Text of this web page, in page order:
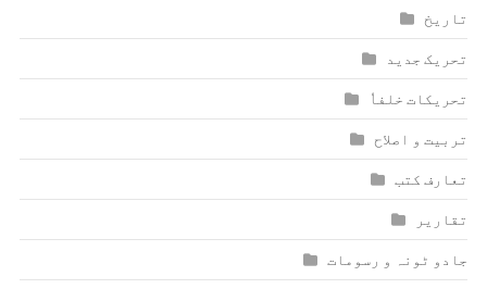
تاریخ
تحریک جدید
تحریکات خلفاٗ
تربیت و اصلاح
تعارف کتب
تقاریر
جادو ٹونہ و رسومات